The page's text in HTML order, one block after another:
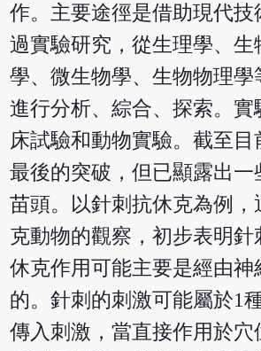
作。主要途徑是借助現代技
過實驗研究，從生理學、生
學、微生物學、生物物理學
進行分析、綜合、探索。實
床試驗和動物實驗。截至
最後的突破，但已顯露出一
苗頭。以針刺抗休克為例，
克動物的觀察，初步表明針
休克作用可能主要是經由神
的。針刺的刺激可能屬於1
傳入刺激，當直接作用於穴